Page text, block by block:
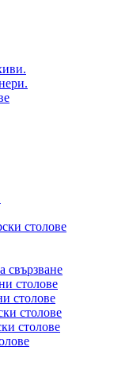
столове
свързване
столове
столове
столове
столове